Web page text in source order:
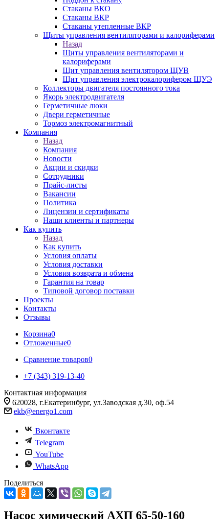
Стаканы ВКО
Стаканы ВКР
Стаканы утепленные ВКР
Щиты управления вентиляторами и калориферами
Назад
Щиты управления вентиляторами и
калориферами
Щит управления вентилятором ЩУВ
Щит управления электрокалорифером ЩУЭ
Коллекторы двигателя постоянного тока
Якорь электродвигателя
Герметичные люки
Двери герметичные
Тормоз электромагнитный
Компания
Назад
Компания
Новости
Акции и скидки
Сотрудники
Прайс-листы
Вакансии
Политика
Лицензии и сертификаты
Наши клиенты и партнеры
Как купить
Назад
Как купить
Условия оплаты
Условия доставки
Условия возврата и обмена
Гарантия на товар
Типовой договор поставки
Проекты
Контакты
Отзывы
Корзина0
Отложенные0
Сравнение товаров0
+7 (343) 319-13-40
Контактная информация
620028, г.Екатеринбург, ул.Заводская д.30, оф.54
ekb@energo1.com
Вконтакте
Telegram
YouTube
WhatsApp
Поделиться
Насос химический АХП 65-50-160